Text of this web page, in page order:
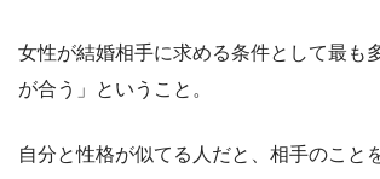
女性が結婚相手に求める条件として最も
が合う」ということ。
自分と性格が似てる人だと、相手のこと